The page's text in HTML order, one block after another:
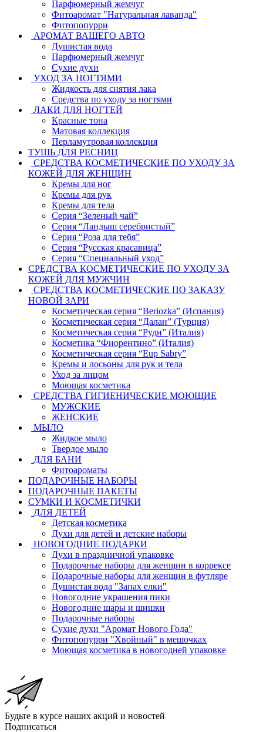
Парфюмерный жемчуг
Фитоаромат "Натуральная лаванда"
Фитопопурри
АРОМАТ ВАШЕГО АВТО
Душистая вода
Парфюмерный жемчуг
Сухие духи
УХОД ЗА НОГТЯМИ
Жидкость для снятия лака
Средства по уходу за ногтями
ЛАКИ ДЛЯ НОГТЕЙ
Красные тона
Матовая коллекция
Перламутровая коллекция
ТУШЬ ДЛЯ РЕСНИЦ
СРЕДСТВА КОСМЕТИЧЕСКИЕ ПО УХОДУ ЗА
КОЖЕЙ ДЛЯ ЖЕНЩИН
Кремы для ног
Кремы для рук
Кремы для тела
Серия “Зеленый чай”
Серия “Ландыш серебристый”
Серия “Роза для тебя”
Серия “Русская красавица”
Серия “Специальный уход”
СРЕДСТВА КОСМЕТИЧЕСКИЕ ПО УХОДУ ЗА
КОЖЕЙ ДЛЯ МУЖЧИН
СРЕДСТВА КОСМЕТИЧЕСКИЕ ПО ЗАКАЗУ
НОВОЙ ЗАРИ
Косметическая серия “Beriozka” (Испания)
Косметическая серия “Далан” (Турция)
Косметическая серия “Руди” (Италия)
Косметика “Фиорентино” (Италия)
Косметическая серия “Eup Sabry”
Кремы и лосьоны для рук и тела
Уход за лицом
Моющая косметика
СРЕДСТВА ГИГИЕНИЧЕСКИЕ МОЮЩИЕ
МУЖСКИЕ
ЖЕНСКИЕ
МЫЛО
Жидкое мыло
Твердое мыло
ДЛЯ БАНИ
Фитоароматы
ПОДАРОЧНЫЕ НАБОРЫ
ПОДАРОЧНЫЕ ПАКЕТЫ
СУМКИ И КОСМЕТИЧКИ
ДЛЯ ДЕТЕЙ
Детская косметика
Духи для детей и детские наборы
НОВОГОДНИЕ ПОДАРКИ
Духи в праздничной упаковке
Подарочные наборы для женщин в коррексе
Подарочные наборы для женщин в футляре
Душистая вода "Запах елки"
Новогодние украшения пики
Новогодние шары и шишки
Подарочные наборы
Сухие духи "Аромат Нового Года"
Фитопопурри "Хвойный" в мешочках
Моющая косметика в новогодней упаковке
Будьте в курсе наших акций и новостей
Подписаться